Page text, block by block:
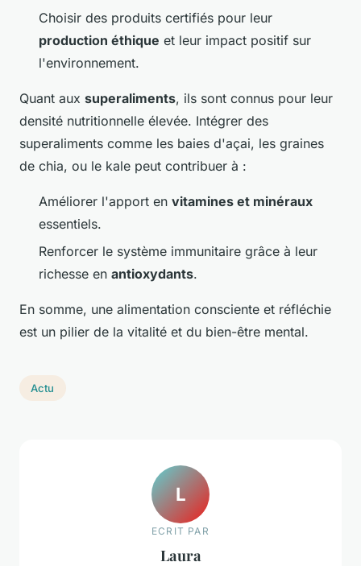
Choisir des produits certifiés pour leur
production éthique et leur impact positif sur
l'environnement.
Quant aux superaliments, ils sont connus pour leur
densité nutritionnelle élevée. Intégrer des
superaliments comme les baies d'açai, les graines
de chia, ou le kale peut contribuer à :
Améliorer l'apport en vitamines et minéraux
essentiels.
Renforcer le système immunitaire grâce à leur
richesse en antioxydants.
En somme, une alimentation consciente et réfléchie
est un pilier de la vitalité et du bien-être mental.
Actu
L
ECRIT PAR
Laura